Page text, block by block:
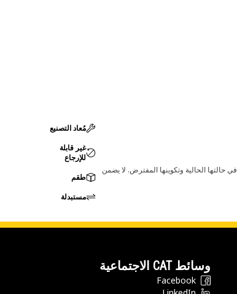
قد تؤدي أي تغييرات في ضبط الشركة المصنعة إلى عدم ملاءمة المنتج لمعدات Cat لديك. يرجى استشارة وكيل Cat لديك قبل الشراء للتأكد من أن هذه القطعة مناسبة لمعدات Cat في حالتها الحالية وتكوينها المفترض. لا يضمن
مُعاد التصنيع
غير قابلة
للإرجاع
طقم
مستبدلة
وسائط CAT الاجتماعية
Facebook